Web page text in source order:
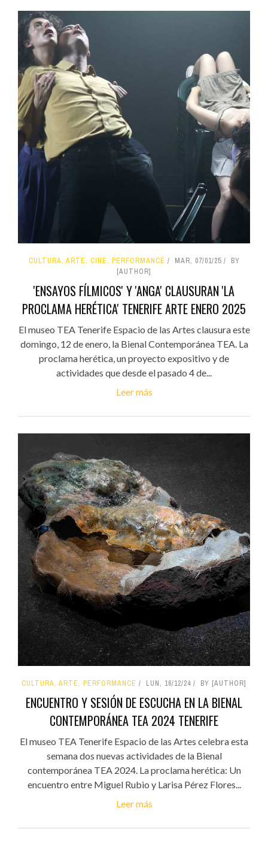
CULTURA, ARTE, CINE, PERFORMANCE MAR, 07/01/25
BY
[AUTHOR]
'ENSAYOS FÍLMICOS' Y 'ANGA' CLAUSURAN 'LA
PROCLAMA HERÉTICA' TENERIFE ARTE ENERO 2025
El museo TEA Tenerife Espacio de las Artes clausura este
domingo, 12 de enero, la Bienal Contemporánea TEA. La
proclama herética, un proyecto expositivo y de
actividades que desde el pasado 4 de...
Leer más
CULTURA, ARTE, PERFORMANCE LUN, 16/12/24 BY [AUTHOR]
ENCUENTRO Y SESIÓN DE ESCUCHA EN LA BIENAL
CONTEMPORÁNEA TEA 2024 TENERIFE
El museo TEA Tenerife Espacio de las Artes celebra esta
semana dos nuevas actividades de la Bienal
contemporánea TEA 2024. La proclama herética: Un
encuentro entre Miguel Rubio y Larisa Pérez Flores...
Leer más